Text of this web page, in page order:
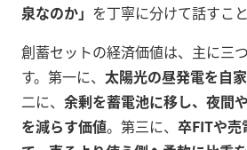
泉なのか」 を丁寧に分けて話すこと
創蓄セットの経済価値は、主に三
す。第一に、 太陽光の昼発電を自
二に、 余剰を蓄電池に移し、夜間
を減らす価値。第三に、 卒FITや売